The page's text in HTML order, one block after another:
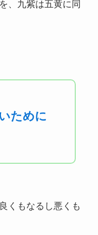
、九紫は五黄に同
ために
くもなるし悪くも